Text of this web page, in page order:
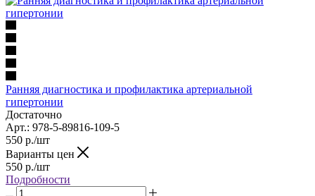
Ранняя диагностика и профилактика артериальной
гипертонии
Достаточно
Арт.: 978-5-89816-109-5
550 р./шт
Варианты цен
550 р./шт
Подробности